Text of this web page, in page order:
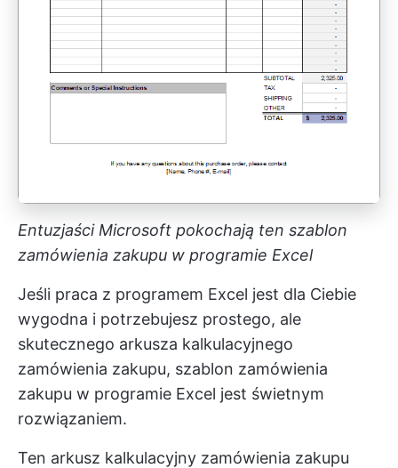
Entuzjaści Microsoft pokochają ten szablon
zamówienia zakupu w programie Excel
Jeśli praca z programem Excel jest dla Ciebie
wygodna i potrzebujesz prostego, ale
skutecznego arkusza kalkulacyjnego
zamówienia zakupu, szablon zamówienia
zakupu w programie Excel jest świetnym
rozwiązaniem.
Ten arkusz kalkulacyjny zamówienia zakupu